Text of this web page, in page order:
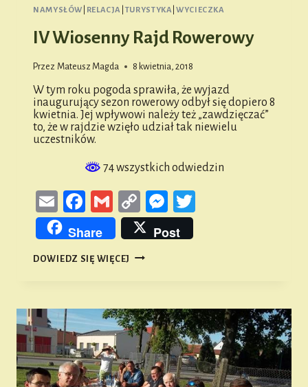
NAMYSŁÓW RELACJA TURYSTYKA |WYCIECZKA
IV Wiosenny Rajd Rowerowy
Przez Mateusz Magda 8 kwietnia, 2018
W tym roku pogoda sprawiła, że wyjazd
inaugurujący sezon rowerowy odbył się dopiero 8
kwietnia. Jej wpływowi należy też „zawdzięczać”
to, że w rajdzie wzięło udział tak niewielu
uczestników.
74 wszystkich odwiedzin
EmailFacebook
GmailCopy
Link
Messenger
Share Post
DOWIEDZ SIĘ WIĘCEJ IV